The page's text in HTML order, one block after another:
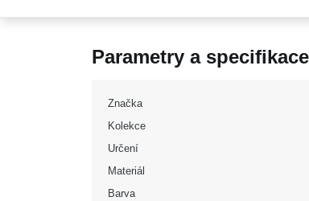
Parametry a specifikace
Značka
Kolekce
Určení
Materiál
Barva